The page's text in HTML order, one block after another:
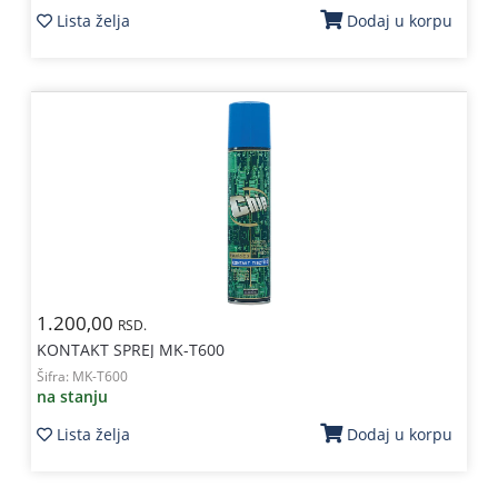
programLista želja
Dodaj u korpu
1.200,00 RSD.
KONTAKT SPREJ MK-T600
Šifra: MK-T600
na stanju
Lista želja
Dodaj u korpu